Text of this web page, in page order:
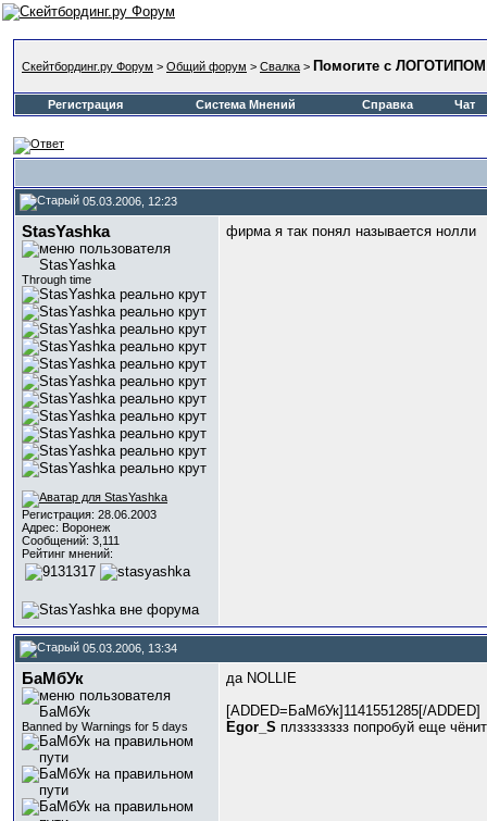
Скейтбординг.ру Форум > Общий форум > Свалка > Помогите с
Регистрация Система Мнений Справка Чат
05.03.2006, 12:23
StasYashka
Through time
Регистрация: 28.06.2003
Адрес: Воронеж
Сообщений: 3,111
Рейтинг мнений:
фирма я так понял называется нолли
05.03.2006, 13:34
БаМбУк
Banned by Warnings for 5 days
да NOLLIE
[ADDED=БаМбУк]1141551285[/ADDED]
Egor_S плзззззззз попробуй еще